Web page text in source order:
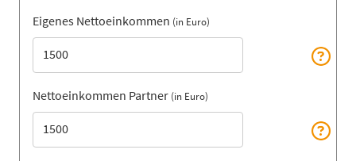
Eigenes Nettoeinkommen (in Euro)
Nettoeinkommen Partner (in Euro)